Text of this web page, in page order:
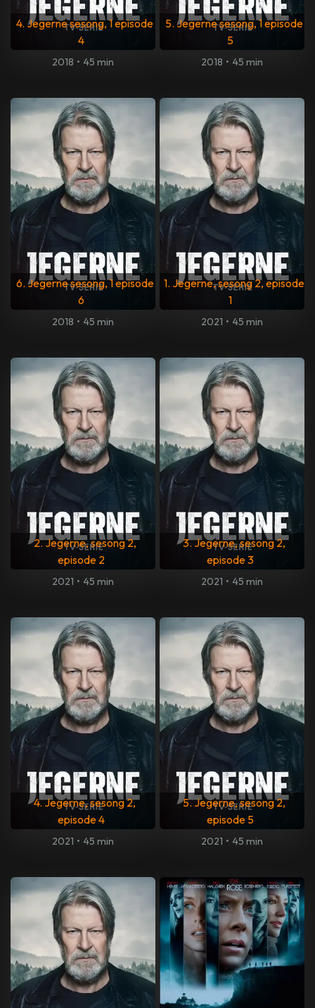
4. Jegerne sesong, 1 episode
4
2018 • 45 min
5. Jegerne sesong, 1 episode
5
2018 • 45 min
6. Jegerne sesong, 1 episode
6
2018 • 45 min
1. Jegerne, sesong 2, episode
1
2021 • 45 min
2. Jegerne, sesong 2,
episode 2
2021 • 45 min
3. Jegerne, sesong 2,
episode 3
2021 • 45 min
4. Jegerne, sesong 2,
episode 4
2021 • 45 min
5. Jegerne, sesong 2,
episode 5
2021 • 45 min